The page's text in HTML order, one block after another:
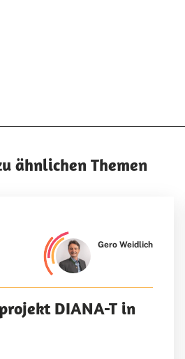
ähnlichen Themen
Gero Weidlich
DIANA-T in